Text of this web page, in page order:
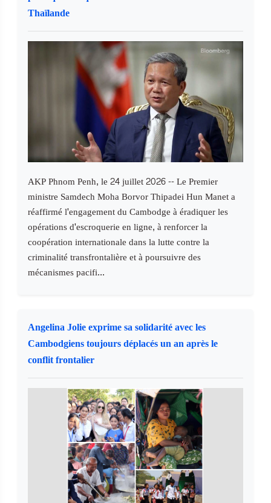
Thaïlande
AKP Phnom Penh, le 24 juillet 2026 -- Le Premier
ministre Samdech Moha Borvor Thipadei Hun Manet a
réaffirmé l'engagement du Cambodge à éradiquer les
opérations d'escroquerie en ligne, à renforcer la
coopération internationale dans la lutte contre la
criminalité transfrontalière et à poursuivre des
mécanismes pacifi...
Angelina Jolie exprime sa solidarité avec les
Cambodgiens toujours déplacés un an après le
conflit frontalier